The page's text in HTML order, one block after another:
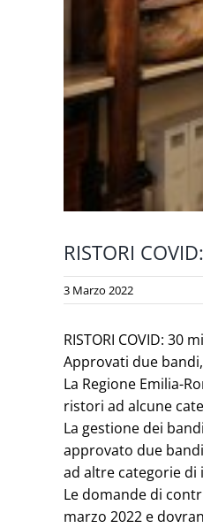
RISTORI
3 Marzo 2022
RISTORI COVID: 30
Approvati due
La Regione Emilia-
ristori ad alcune
La gestione dei
approvato due
ad altre categorie di
Le domande di
marzo 2022 e